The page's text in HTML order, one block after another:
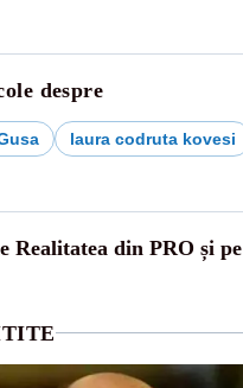
despre
laura codruta kovesi
Realitatea din PRO și pe